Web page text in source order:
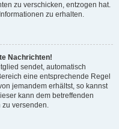
zu verschicken, entzogen hat.
zu erhalten.
Nachrichten!
sendet, automatisch
eine entsprechende Regel
jemandem erhältst, so kannst
kann dem betreffenden
zu versenden.